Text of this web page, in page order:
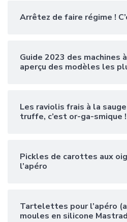
Arrêtez de faire régime !
Guide 2023 des machines
aperçu des modèles les
Les raviolis frais à la
truffe, c’est or-ga-smique !
Pickles de carottes aux
l’apéro
Tartelettes pour l’apéro
moules en silicone